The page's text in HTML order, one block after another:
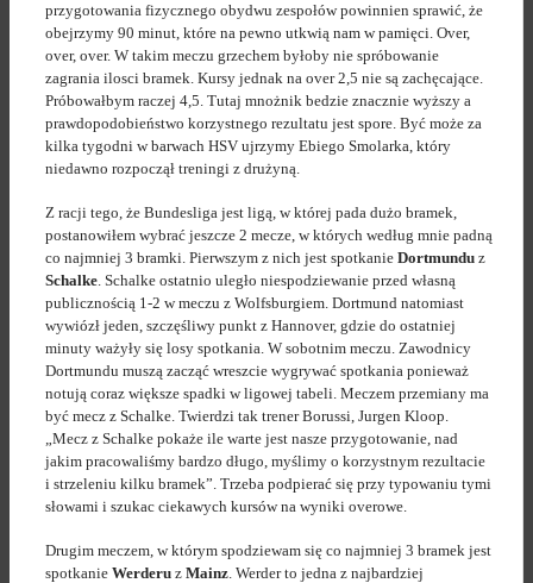
przygotowania fizycznego obydwu zespołów powinnien sprawić, że
obejrzymy 90 minut, które na pewno utkwią nam w pamięci. Over,
over, over. W takim meczu grzechem byłoby nie spróbowanie
zagrania ilosci bramek. Kursy jednak na over 2,5 nie są zachęcające.
Próbowałbym raczej 4,5. Tutaj mnożnik bedzie znacznie wyższy a
prawdopodobieństwo korzystnego rezultatu jest spore. Być może za
kilka tygodni w barwach HSV ujrzymy Ebiego Smolarka, który
niedawno rozpoczął treningi z drużyną.
Z racji tego, że Bundesliga jest ligą, w której pada dużo bramek,
postanowiłem wybrać jeszcze 2 mecze, w których według mnie padną
co najmniej 3 bramki. Pierwszym z nich jest spotkanie Dortmundu z
Schalke. Schalke ostatnio uległo niespodziewanie przed własną
publicznością 1-2 w meczu z Wolfsburgiem. Dortmund natomiast
wywiózł jeden, szczęśliwy punkt z Hannover, gdzie do ostatniej
minuty ważyły się losy spotkania. W sobotnim meczu. Zawodnicy
Dortmundu muszą zacząć wreszcie wygrywać spotkania ponieważ
notują coraz większe spadki w ligowej tabeli. Meczem przemiany ma
być mecz z Schalke. Twierdzi tak trener Borussi, Jurgen Kloop.
„Mecz z Schalke pokaże ile warte jest nasze przygotowanie, nad
jakim pracowaliśmy bardzo długo, myślimy o korzystnym rezultacie
i strzeleniu kilku bramek”. Trzeba podpierać się przy typowaniu tymi
słowami i szukac ciekawych kursów na wyniki overowe.
Drugim meczem, w którym spodziewam się co najmniej 3 bramek jest
spotkanie Werderu z Mainz. Werder to jedna z najbardziej